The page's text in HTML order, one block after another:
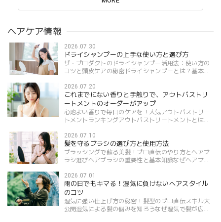
ヘアケア情報
2026.07.30
ドライシャンプーの上手な使い方と選び方
ザ・プロダクトのドライシャンプー活用法：使い方の
コツと頭皮ケアの秘密ドライシャンプーとは？基本知
ライシャンプーとは、水を使わずに髪や頭皮をリフレ
ッシ...
2026.07.20
これまでにない香りと手触りで、アウトバストリ
ートメントのオーダーがアップ
心地よい香りで毎日のケアを！人気アウトバストリー
トメントランキングアウトバストリートメントとは？
トリートメントは、シャンプー後に使用する洗い流さ
ない...
2026.07.10
髪を守るブラシの選び方と使用方法
ブラッシングで蘇る美髪！プロ直伝のやり方とヘアブ
ラシ選びヘアブラシの重要性と基本知識なぜヘアブラ
かに保つために欠かせないアイテムです。実は、ブラ
ッシ...
2026.07.01
雨の日でもキマる！湿気に負けないヘアスタイル
のコツ
湿気に強い仕上げ方の秘密！髪型のプロ直伝スキル大
公開湿気による髪の悩みを知ろうなぜ湿気で髪が広が